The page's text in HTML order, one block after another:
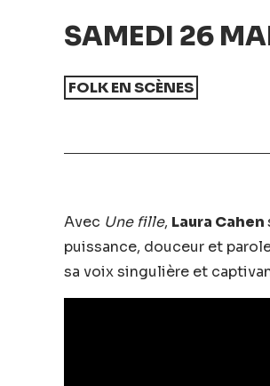
SAMEDI 26
FOLK EN SCÈNES
Avec Une fille, Laura Cahen
puissance, douceur et
sa voix singulière et